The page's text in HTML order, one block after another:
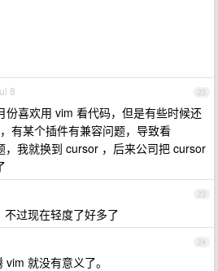
22
8
份喜欢用 vim 看代码，但是有些时候还
有某个插件有兼容问题，导致看
，我就换到 cursor ，后来公司把 cursor
23
过现在轻度了好多了
24
就没有意义了。